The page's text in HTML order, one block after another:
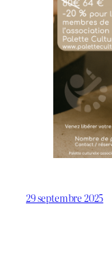
29 septembre 2025